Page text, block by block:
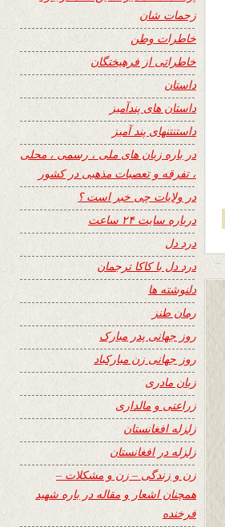
زحمات شان
خاطرات وطن
خاطراتی از فرهیختگان
داستان
داستان های پندآمیز
داستنتنهای پند آمیز
در باره زبان های ملی ، رسمی ، محلی
، تفرقه و تعصبات مذهبی در کشور
در ولایات چی خبر است ؟
درباره سایت ۲۴ ساعت
درد دل
درد دل با کاکا ترجمان
دلنوشته ها
رمان طنز
روز جهانی پدر مبارک
روز جهانی زن مبارکباد
زبان مادری
زراعتی و مالداری
زلزله افغانستان
زلزله در افغانستان
زن و زندگی – زن و مشکلات –
همچنان اشعار و مقاله در باره شهید
فرخنده